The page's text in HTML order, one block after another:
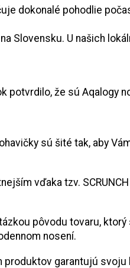
dokonalé pohodlie
Slovensku. U našich
potvrdilo, že sú Aqalogy
sú šité tak, aby
vďaka tzv.
pôvodu tovaru,
nosení.
produktov garantujú svoju